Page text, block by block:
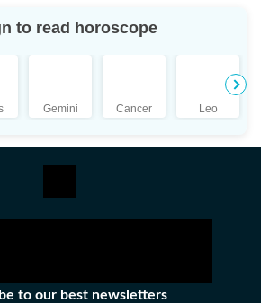
যোগদান করেন। পরবর্তীতে ওয়ানইন্ডিয়া-সহ
ইংরেজিতে স্নাতক (বি.এ.) এবং বিশ্বভারতী
থেকে সাংবাদিকতা ও গণযোগাযোগে
ব্যক্তিগত পছন্দ ও নেশা:
গল্পের বই নিয়ে। একটু লম্বা ছুটি পেলে তিনি
to read horoscope
Gemini Cancer Leo
to our best newsletters